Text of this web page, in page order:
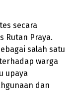
secara
Rutan Praya.
salah satu
warga
upaya
dan